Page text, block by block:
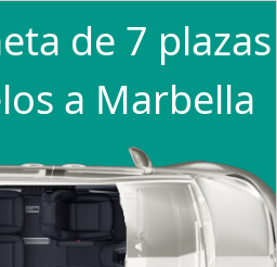
de 7 plazas
a Marbella